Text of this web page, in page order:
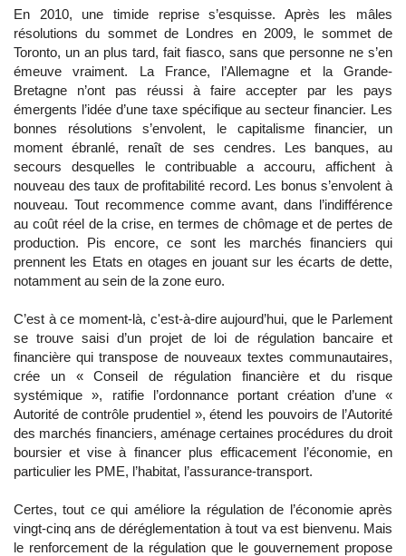
En 2010, une timide reprise s’esquisse. Après les mâles
résolutions du sommet de Londres en 2009, le sommet de
Toronto, un an plus tard, fait fiasco, sans que personne ne s’en
émeuve vraiment. La France, l’Allemagne et la Grande-
Bretagne n’ont pas réussi à faire accepter par les pays
émergents l’idée d’une taxe spécifique au secteur financier. Les
bonnes résolutions s’envolent, le capitalisme financier, un
moment ébranlé, renaît de ses cendres. Les banques, au
secours desquelles le contribuable a accouru, affichent à
nouveau des taux de profitabilité record. Les bonus s’envolent à
nouveau. Tout recommence comme avant, dans l’indifférence
au coût réel de la crise, en termes de chômage et de pertes de
production. Pis encore, ce sont les marchés financiers qui
prennent les Etats en otages en jouant sur les écarts de dette,
notamment au sein de la zone euro.
C’est à ce moment-là, c'est-à-dire aujourd’hui, que le Parlement
se trouve saisi d’un projet de loi de régulation bancaire et
financière qui transpose de nouveaux textes communautaires,
crée un « Conseil de régulation financière et du risque
systémique », ratifie l’ordonnance portant création d’une «
Autorité de contrôle prudentiel », étend les pouvoirs de l’Autorité
des marchés financiers, aménage certaines procédures du droit
boursier et vise à financer plus efficacement l’économie, en
particulier les PME, l’habitat, l’assurance-transport.
Certes, tout ce qui améliore la régulation de l’économie après
vingt-cinq ans de déréglementation à tout va est bienvenu. Mais
le renforcement de la régulation que le gouvernement propose